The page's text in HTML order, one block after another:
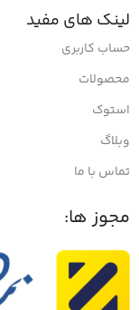
لینک های مفید
حساب کاربری
محصولات
استوک
وبلاگ
تماس با ما
مجوز ها: